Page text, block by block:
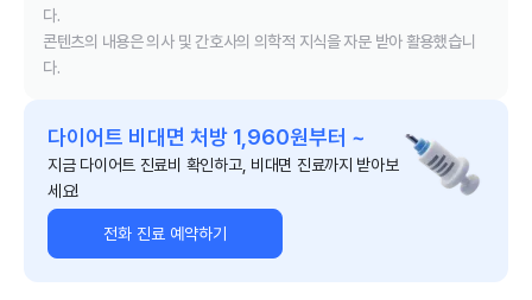
다.
콘텐츠의 내용은 의사 및 간호사의 의학적 지식을 자문 받아 활용했습니
다.
다이어트 비대면 처방 1,960원부터 ~
지금 다이어트 진료비 확인하고, 비대면 진료까지 받아보
세요!
전화 진료 예약하기